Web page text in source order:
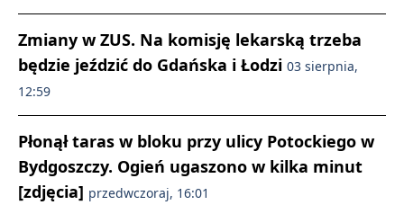
Zmiany w ZUS. Na komisję lekarską trzeba
będzie jeździć do Gdańska i Łodzi 03 sierpnia,
12:59
Płonął taras w bloku przy ulicy Potockiego w
Bydgoszczy. Ogień ugaszono w kilka minut
[zdjęcia] przedwczoraj, 16:01